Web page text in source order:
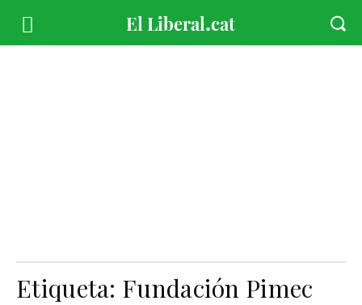
Etiqueta: Fundación Pimec